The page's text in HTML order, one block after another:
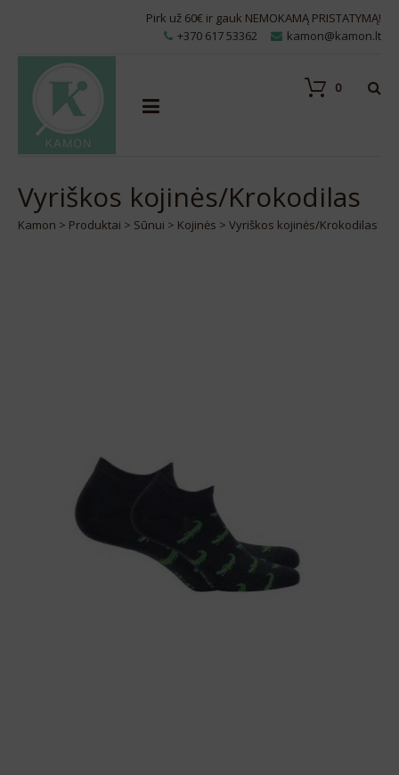
Pirk už 60€ ir gauk NEMOKAMĄ PRISTATYMĄ!
+370 617 53362
kamon@kamon.lt
0
Vyriškos kojinės/Krokodilas
Kamon > Produktai > Sūnui > Kojinės > Vyriškos kojinės/Krokodilas